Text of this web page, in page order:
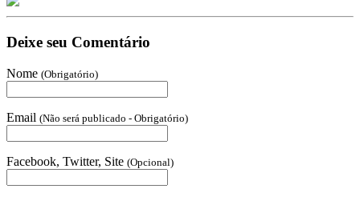
Deixe seu Comentário
Nome (Obrigatório)
Email (Não será publicado - Obrigatório)
Facebook, Twitter, Site (Opcional)